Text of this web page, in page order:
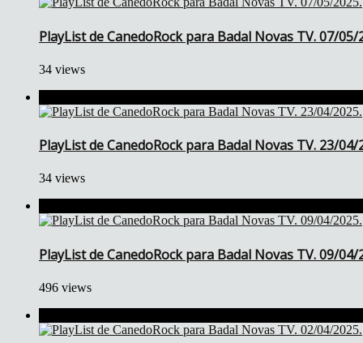
PlayList de CanedoRock para Badal Novas TV. 07/05/
34 views
PlayList de CanedoRock para Badal Novas TV. 23/04/
34 views
PlayList de CanedoRock para Badal Novas TV. 09/04/
496 views